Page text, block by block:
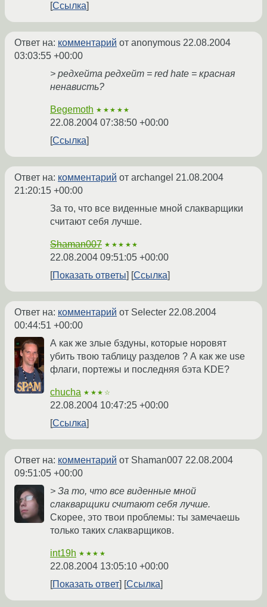
Ссылка
Ответ на: комментарий от anonymous 22.08.2004
03:03:55 +00:00
> редхейта редхейт = red hate = красная
ненависть?
Begemoth ★★★★★
22.08.2004 07:38:50 +00:00
Ссылка
Ответ на: комментарий от archangel 21.08.2004
21:20:15 +00:00
За то, что все виденные мной слакварщики
считают себя лучше.
Shaman007 ★★★★★
22.08.2004 09:51:05 +00:00
Показать ответы
Ссылка
Ответ на: комментарий от Selecter 22.08.2004
00:44:51 +00:00
А как же злые бздуны, которые норовят
убить твою таблицу разделов ? А как же use
флаги, портежы и последняя бэта KDE?
chucha ★★★☆
22.08.2004 10:47:25 +00:00
Ссылка
Ответ на: комментарий от Shaman007 22.08.2004
09:51:05 +00:00
> За то, что все виденные мной
слакварщики считают себя лучше.
Скорее, это твои проблемы: ты замечаешь
только таких слакварщиков.
int19h ★★★★
22.08.2004 13:05:10 +00:00
Показать ответ
Ссылка